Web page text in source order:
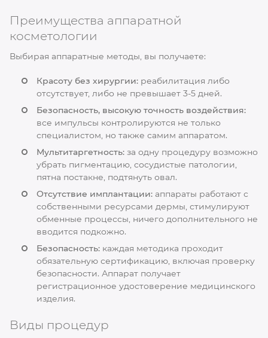
Преимущества аппаратной
косметологии
Выбирая аппаратные методы, вы получаете:
Красоту без хирургии: реабилитация либо
отсутствует, либо не превышает 3-5 дней.
Безопасность, высокую точность воздействия:
все импульсы контролируются не только
специалистом, но также самим аппаратом.
Мультитаргетность: за одну процедуру возможно
убрать пигментацию, сосудистые патологии,
пятна постакне, подтянуть овал.
Отсутствие имплантации: аппараты работают с
собственными ресурсами дермы, стимулируют
обменные процессы, ничего дополнительного не
вводится подкожно.
Безопасность: каждая методика проходит
обязательную сертификацию, включая проверку
безопасности. Аппарат получает
регистрационное удостоверение медицинского
изделия.
Виды процедур